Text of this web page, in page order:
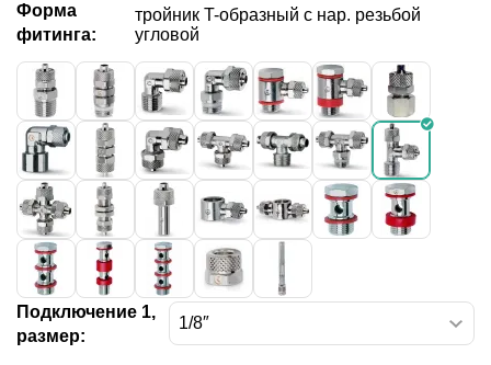
Форма
фитинга:
тройник T-образный с нар. резьбой
угловой
Подключение 1,
размер: